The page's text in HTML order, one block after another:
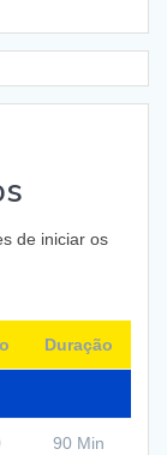
de iniciar os
Duração
90 Min